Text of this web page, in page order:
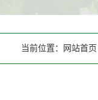
当前位置： 网站首页